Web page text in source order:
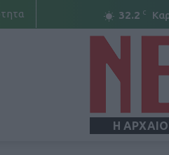
32.2 C
Η